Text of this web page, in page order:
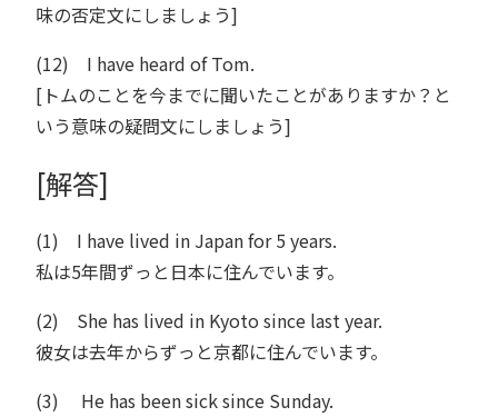
味の否定文にしましょう]
(12) I have heard of Tom.
[トムのことを今までに聞いたことがありますか？と
いう意味の疑問文にしましょう]
[解答]
(1) I have lived in Japan for 5 years.
私は5年間ずっと日本に住んでいます。
(2) She has lived in Kyoto since last year.
彼女は去年からずっと京都に住んでいます。
(3) He has been sick since Sunday.